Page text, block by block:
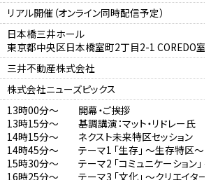
リアル開催（オンライン同時配信予定）
日本橋三井ホール
東京都中央区日本橋室町2丁目2-1 COREDO室町
三井不動産株式会社
株式会社ニューズピックス
13時00分～
13時15分～
14時15分～
14時45分～
15時30分～
16時25分～
開幕・ご挨拶
基調講演：マット・リドレー氏
ネクスト未来特区セッション
テーマ1 「生存」 ～生存特区～
テーマ2 「コミュニケーション
テーマ3 「文化」 ～クリエイタ